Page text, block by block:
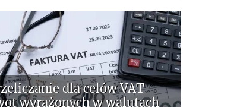
dla celów VAT
wyrażonych w walutach